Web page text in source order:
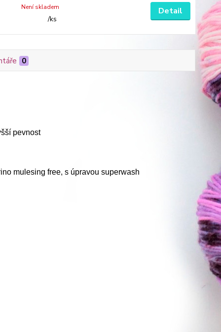
/ks
Není skladem Detail
0
pevnost
mulesing free, s úpravou superwash